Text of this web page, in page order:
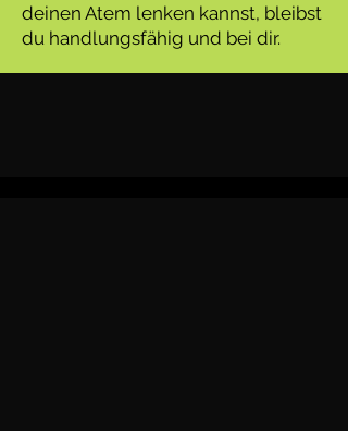
deinen Atem lenken kannst, bleibst
du handlungsfähig und bei dir.